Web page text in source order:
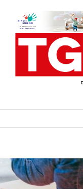
contenuto